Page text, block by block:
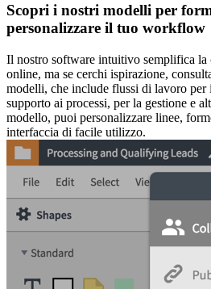
Scopri i nostri modelli per
personalizzare il tuo workflow
Il nostro software intuitivo semplifica
online, ma se cerchi ispirazione,
modelli, che include flussi di lavoro per
supporto ai processi, per la gestione e
modello, puoi personalizzare linee,
interfaccia di facile utilizzo.